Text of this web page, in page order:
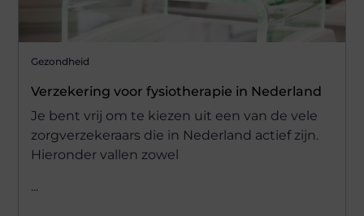
Gezondheid
Verzekering voor fysiotherapie in Nederland
Je bent vrij om te kiezen uit een van de vele
zorgverzekeraars die in Nederland actief zijn.
Hieronder vallen zowel
...